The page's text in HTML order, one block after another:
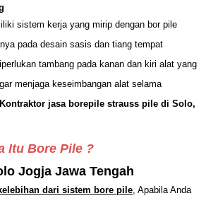
sistem kerja yang mirip dengan bor pile
pada desain sasis dan tiang tempat
tambang pada kanan dan kiri alat yang
menjaga keseimbangan alat selama
Kontraktor jasa borepile strauss pile di Solo,
Itu Bore Pile ?
Jogja Jawa Tengah
dari sistem bore pile , Apabila Anda